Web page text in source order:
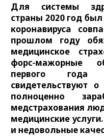
Для системы
страны 2020 год
коронавируса
прошлом году
медицинское
форс-мажорные
первого года
свидетельствуют
полноценно
медстрахования
медицинские
и недовольные